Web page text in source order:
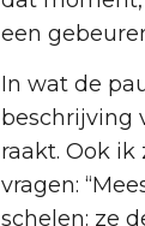
een
In wat de
beschrijving
raakt. Ook
vragen:
schelen: ze